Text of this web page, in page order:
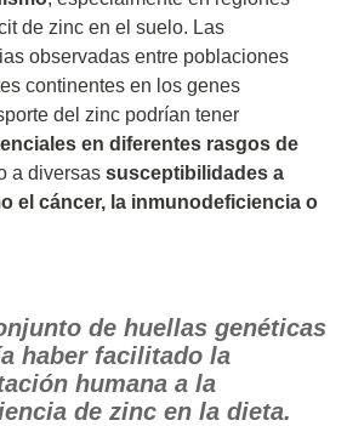
de zinc en el suelo. Las
observadas entre poblaciones
continentes en los genes
del zinc podrían tener
en diferentes rasgos de
a diversas susceptibilidades a
el cáncer, la inmunodeficiencia o
de huellas genéticas
haber facilitado la
humana a la
de zinc en la dieta.